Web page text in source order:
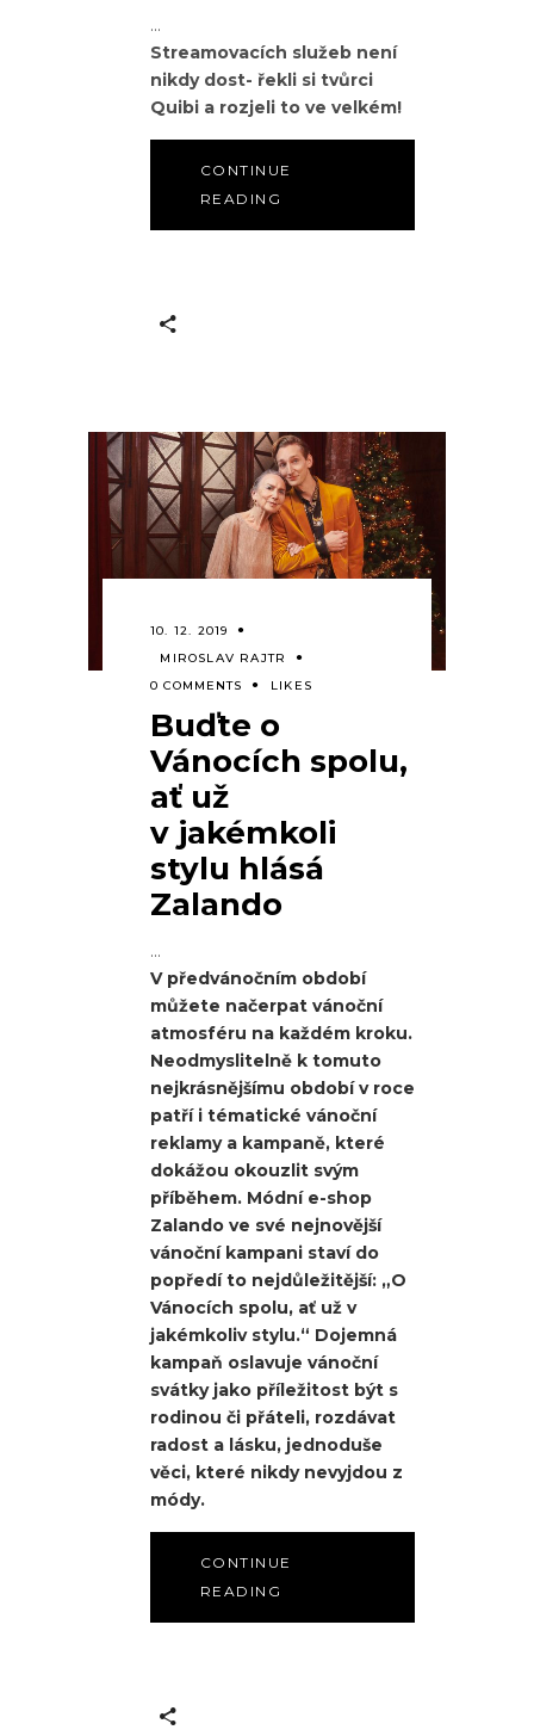
Streamovacích služeb není
nikdy dost- řekli si tvůrci
Quibi a rozjeli to ve velkém!
CONTINUE
READING
10. 12. 2019
MIROSLAV RAJTR
0 COMMENTS
LIKES
Buďte o
Vánocích spolu,
ať už
v jakémkoli
stylu hlásá
Zalando
V předvánočním období
můžete načerpat vánoční
atmosféru na každém kroku.
Neodmyslitelně k tomuto
nejkrásnějšímu období v roce
patří i tématické vánoční
reklamy a kampaně, které
dokážou okouzlit svým
příběhem. Módní e-shop
Zalando ve své nejnovější
vánoční kampani staví do
popředí to nejdůležitější: „O
Vánocích spolu, ať už v
jakémkoliv stylu.“ Dojemná
kampaň oslavuje vánoční
svátky jako příležitost být s
rodinou či přáteli, rozdávat
radost a lásku, jednoduše
věci, které nikdy nevyjdou z
módy.
CONTINUE
READING